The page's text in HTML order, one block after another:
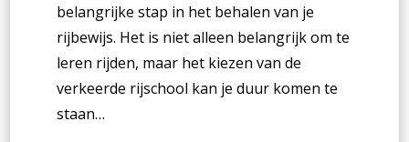
belangrijke stap in het behalen van je
rijbewijs. Het is niet alleen belangrijk om te
leren rijden, maar het kiezen van de
verkeerde rijschool kan je duur komen te
staan…